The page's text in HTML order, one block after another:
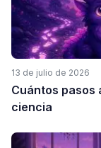
13 de julio de 2026
Cuántos pasos
ciencia